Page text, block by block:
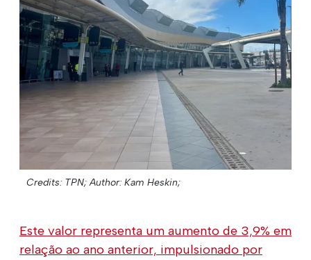
Credits: TPN; Author: Kam Heskin;
Este valor representa um aumento de 3,9% em
relação ao ano anterior, impulsionado por